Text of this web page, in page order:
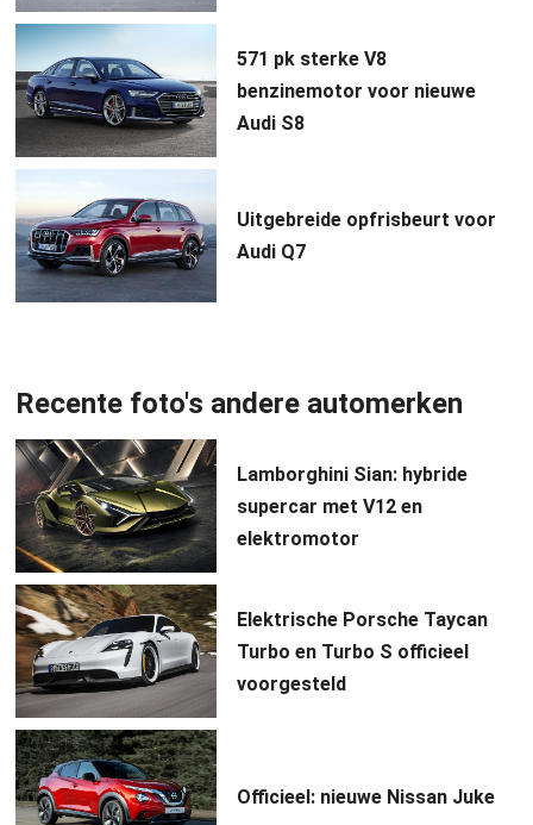
571 pk sterke V8
benzinemotor voor nieuwe
Audi S8
Uitgebreide opfrisbeurt voor
Audi Q7
Recente foto's andere automerken
Lamborghini Sian: hybride
supercar met V12 en
elektromotor
Elektrische Porsche Taycan
Turbo en Turbo S officieel
voorgesteld
Officieel: nieuwe Nissan Juke